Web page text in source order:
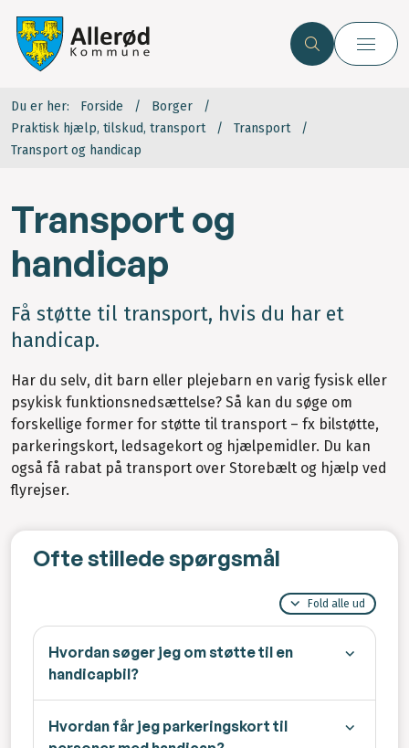
Du er her: Forside
Borger
Praktisk hjælp, tilskud, transport
Transport
Transport og handicap
Transport og
handicap
Få støtte til transport, hvis du har et
handicap.
Har du selv, dit barn eller plejebarn en varig fysisk eller
psykisk funktionsnedsættelse? Så kan du søge om
forskellige former for støtte til transport – fx bilstøtte,
parkeringskort, ledsagekort og hjælpemidler. Du kan
også få rabat på transport over Storebælt og hjælp ved
flyrejser.
Ofte stillede spørgsmål
Fold alle ud
Hvordan søger jeg om støtte til en
handicapbil?
Hvordan får jeg parkeringskort til